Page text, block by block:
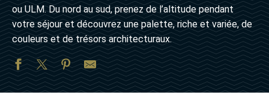
ou ULM. Du nord au sud, prenez de l’altitude pendant
votre séjour et découvrez une palette, riche et variée, de
couleurs et de trésors architecturaux.